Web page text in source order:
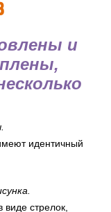
и
идентичный
виде стрелок,